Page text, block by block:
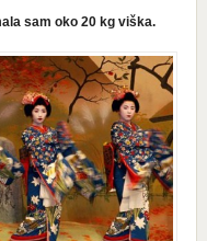
sam oko 20 kg viška.